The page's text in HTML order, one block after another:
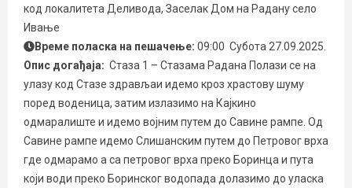
код локалитета Деливода, Заселак Дом на Радану село
Ивање
Време поласка на пешачење: 09:00 Субота 27.09.2025.
Опис догађаја: Стаза 1 – Стазама Радана Полази се на
улазу код Стазе здрављаи идемо кроз храстову шуму
поред воденица, затим излазимо на Кајкино
одмаралиште и идемо војним путем до Савине рампе. Од
Савине рампе идемо Слишанским путем до Петровог врха
где одмарамо а са петровог врха преко Боринца и пута
који води преко Боринског водопада долазимо до уласка